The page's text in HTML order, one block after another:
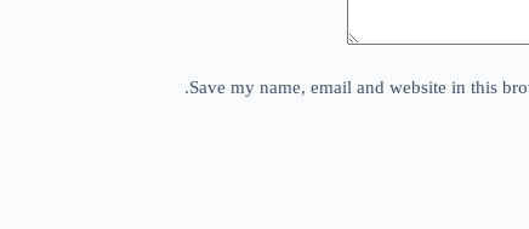
Save my name, email and website in this